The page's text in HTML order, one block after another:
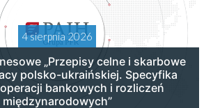
4 sierpnia 2026
„Przepisy celne i skarbowe
polsko-ukraińskiej. Specyfika
bankowych i rozliczeń
międzynarodowych”